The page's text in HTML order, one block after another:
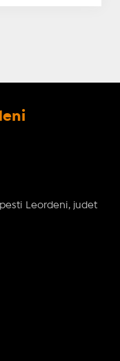
Leordeni, judet